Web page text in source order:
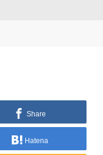
Share
Hatena